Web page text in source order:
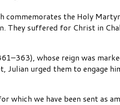
the Holy
They suffered for Christ in
whose reign was
Julian urged them to engage
which we have been sent as